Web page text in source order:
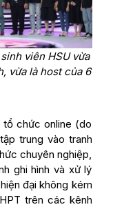
viên HSU vừa
vừa là host của 6
tổ chức online (do
trung vào tranh
chuyên nghiệp,
ghi hình và xử lý
đại không kém
trên các kênh